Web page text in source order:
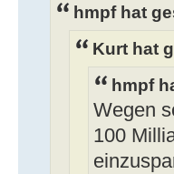
hmpf hat
Kurt hat
hmpf
Wegen
100